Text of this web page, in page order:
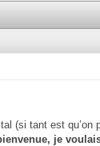
(si tant est
je